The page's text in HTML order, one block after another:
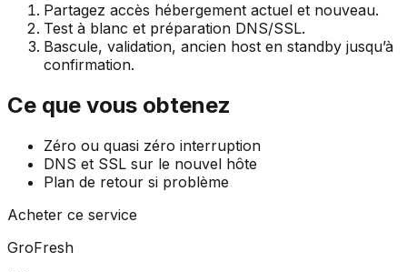
Partagez accès hébergement actuel et nouveau.
Test à blanc et préparation DNS/SSL.
Bascule, validation, ancien host en standby jusqu’à
confirmation.
Ce que vous obtenez
Zéro ou quasi zéro interruption
DNS et SSL sur le nouvel hôte
Plan de retour si problème
Acheter ce service
GroFresh